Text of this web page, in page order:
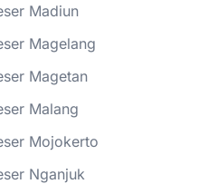
Madiun
Magelang
Magetan
Malang
Mojokerto
Nganjuk